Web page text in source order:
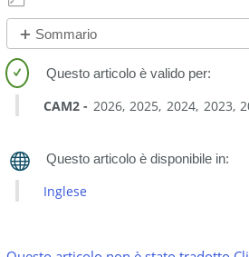
Salva
come
PDF
Sommario
No
intestazioni
CAM2 2026 2025 2024 2023
Inglese